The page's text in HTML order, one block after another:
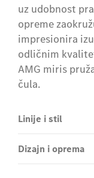
uz udobnost
opreme
impresionira
odličnim
AMG miris
čula.
Linije i stil
Dizajn i oprema